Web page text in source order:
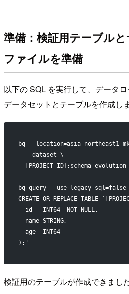
準備：検証用テーブル
ファイルを準備
以下の SQL を実行して、データ
データセットとテーブルを作成しま
bq --location=asia-northeast1
  --dataset \
  [PROJECT_ID]:schema_evolution
bq query --
CREATE OR REPLACE TABLE
  id   INT64  NOT NULL,
  name STRING,
  age  INT64
);'
検証用のテーブルが作成できました